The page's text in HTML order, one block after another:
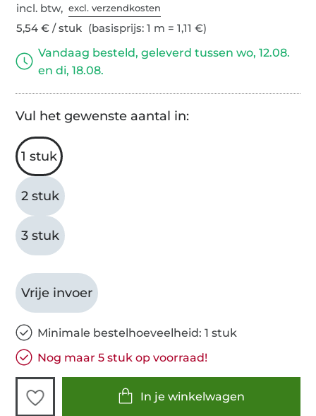
incl. btw,excl. verzendkosten
5,54 € / stuk (basisprijs: 1 m = 1,11 €)
Vandaag besteld, geleverd tussen wo, 12.08.
en di, 18.08.
Vul het gewenste aantal in:
1 stuk
2 stuk
3 stuk
Vrije invoer
Minimale bestelhoeveelheid: 1 stuk
Nog maar 5 stuk op voorraad!
In je winkelwagen